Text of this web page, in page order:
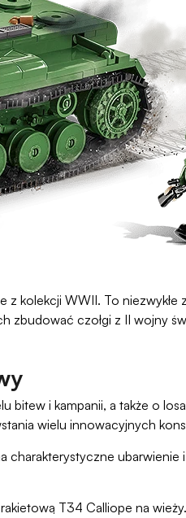
kolekcji WWII. To niezwykłe
zbudować czołgi z II wojny
bitew i kampanii, a także o
wielu innowacyjnych
charakterystyczne
T34 Calliope na